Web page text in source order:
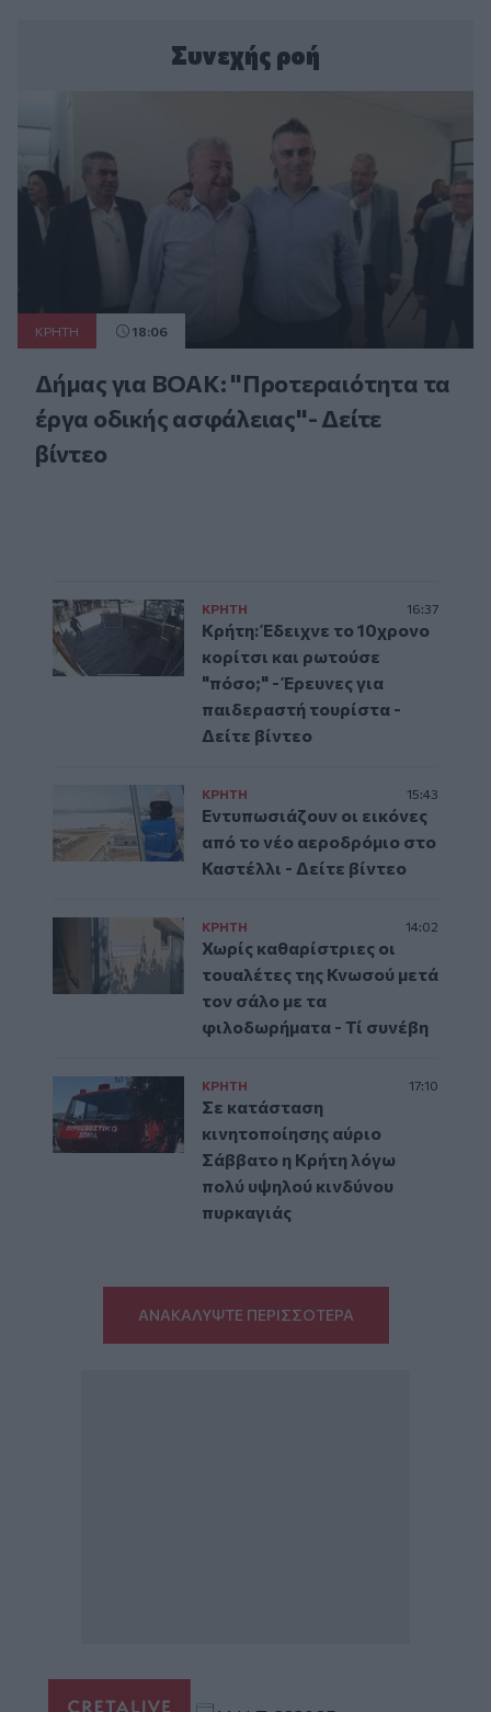
Συνεχής ροή
ΚΡΗΤΗ 18:06
Δήμας για ΒΟΑΚ: "Προτεραιότητα τα
έργα οδικής ασφάλειας"- Δείτε
βίντεο
ΚΡΗΤΗ 16:37
Κρήτη: Έδειχνε το 10χρονο
κορίτσι και ρωτούσε
"πόσο;" - Έρευνες για
παιδεραστή τουρίστα -
Δείτε βίντεο
ΚΡΗΤΗ 15:43
Εντυπωσιάζουν οι εικόνες
από το νέο αεροδρόμιο στο
Καστέλλι - Δείτε βίντεο
ΚΡΗΤΗ 14:02
Χωρίς καθαρίστριες οι
τουαλέτες της Κνωσού μετά
τον σάλο με τα
φιλοδωρήματα - Τί συνέβη
ΚΡΗΤΗ 17:10
Σε κατάσταση
κινητοποίησης αύριο
Σάββατο η Κρήτη λόγω
πολύ υψηλού κινδύνου
πυρκαγιάς
ΑΝΑΚΑΛΥΨΤΕ ΠΕΡΙΣΣΟΤΕΡΑ